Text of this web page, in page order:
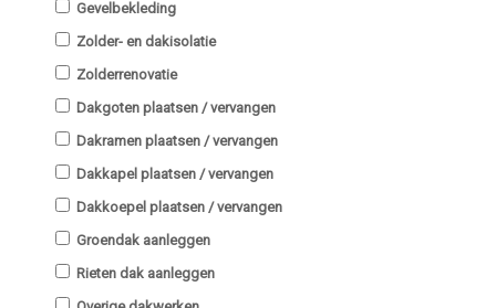
Gevelbekleding
Zolder- en dakisolatie
Zolderrenovatie
Dakgoten plaatsen / vervangen
Dakramen plaatsen / vervangen
Dakkapel plaatsen / vervangen
Dakkoepel plaatsen / vervangen
Groendak aanleggen
Rieten dak aanleggen